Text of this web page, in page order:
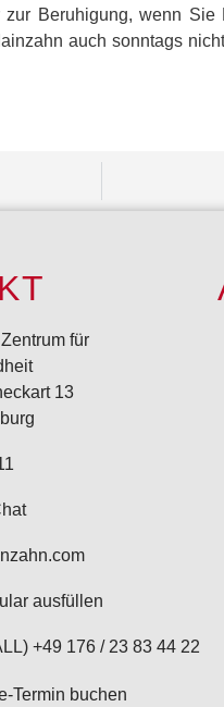
Beruhigung, wenn
auch sonntags
für
13
ausfüllen
+49 176 / 23 83 44 22
Termin buchen